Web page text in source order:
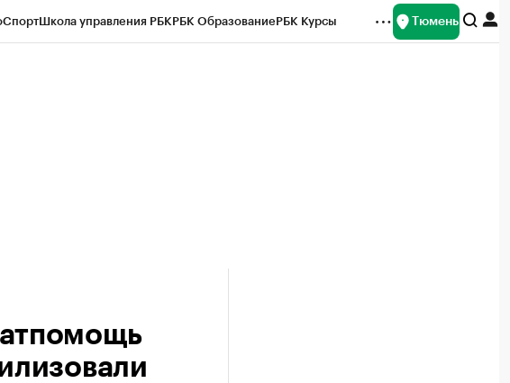
СпортШкола управления РБКРБК ОбразованиеРБК Курсы Тюмень